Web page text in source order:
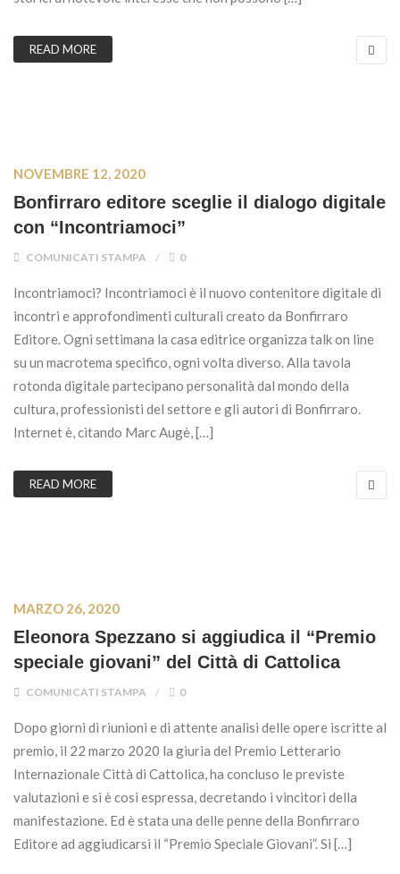
READ MORE
NOVEMBRE 12, 2020
Bonfirraro editore sceglie il dialogo digitale
con “Incontriamoci”
COMUNICATI STAMPA 0
Incontriamoci? Incontriamoci è il nuovo contenitore digitale di
incontri e approfondimenti culturali creato da Bonfirraro
Editore. Ogni settimana la casa editrice organizza talk on line
su un macrotema specifico, ogni volta diverso. Alla tavola
rotonda digitale partecipano personalità dal mondo della
cultura, professionisti del settore e gli autori di Bonfirraro.
Internet è, citando Marc Augè, […]
READ MORE
MARZO 26, 2020
Eleonora Spezzano si aggiudica il “Premio
speciale giovani” del Città di Cattolica
COMUNICATI STAMPA 0
Dopo giorni di riunioni e di attente analisi delle opere iscritte al
premio, il 22 marzo 2020 la giuria del Premio Letterario
Internazionale Città di Cattolica, ha concluso le previste
valutazioni e si è così espressa, decretando i vincitori della
manifestazione. Ed è stata una delle penne della Bonfirraro
Editore ad aggiudicarsi il “Premio Speciale Giovani”. Si […]